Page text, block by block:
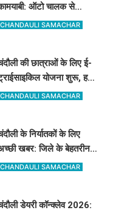
ऑटो चालक से
व ईयरफोन छीनने वाले
CHANDAULI SAMACHAR
की छात्राओं के लिए ई-
योजना शुरू, हर
में 20 को मिलेगा
CHANDAULI SAMACHAR
के निर्यातकों के लिए
खबर: जिले के बेहतरीन
को मिलेगा सम्मान, 14
CHANDAULI SAMACHAR
डेयरी कॉन्क्लेव 2026: